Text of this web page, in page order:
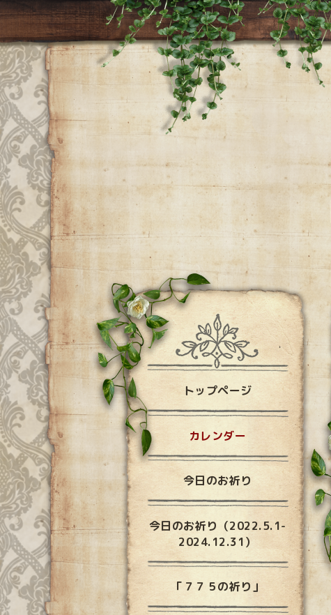
トップページ
カレンダー
今日のお祈り
今日のお祈り（2022.5.1-
2024.12.31）
「７７５の祈り」